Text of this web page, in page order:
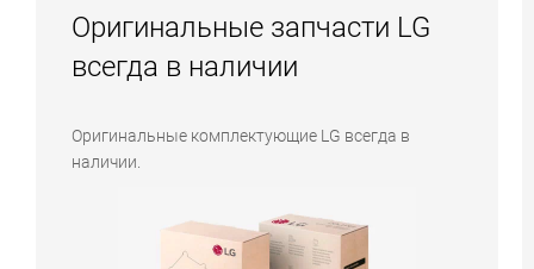
Оригинальные запчасти LG
всегда в наличии
Оригинальные комплектующие LG всегда в
наличии.